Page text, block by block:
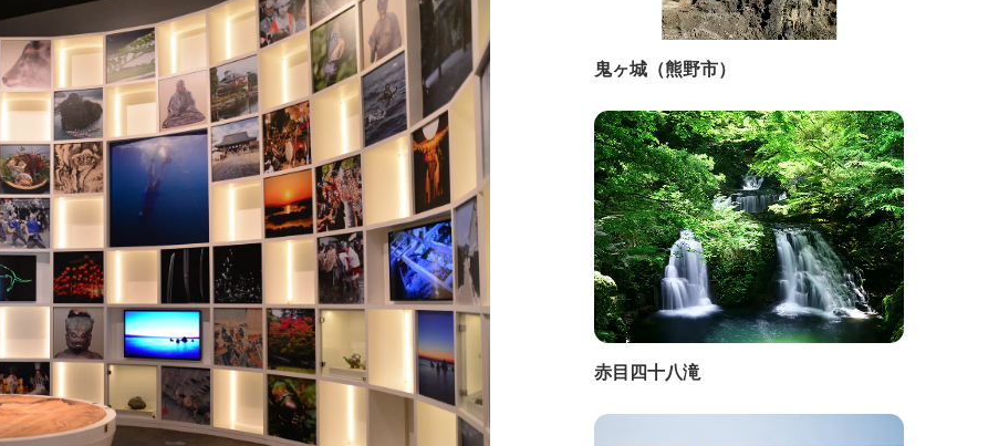
鬼ヶ城（熊野市）
赤目四十八滝